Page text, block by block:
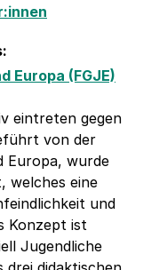
Europa (FGJE)
eintreten gegen
von der
Europa, wurde
welches eine
und
Konzept ist
Jugendliche